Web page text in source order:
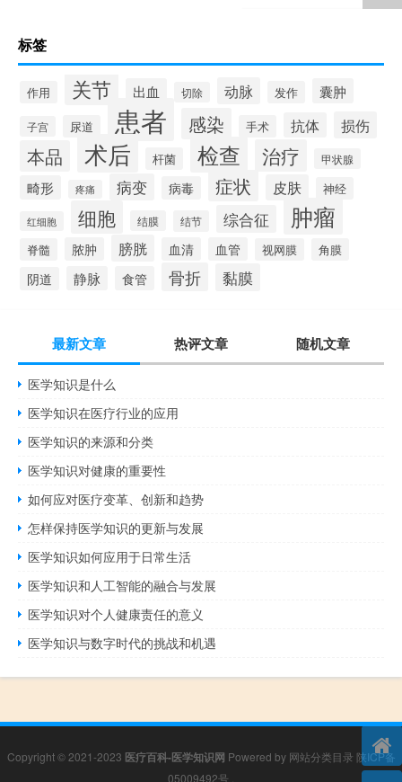
标签
作用 关节 出血 切除 动脉 发作 囊肿
子宫 尿道 患者 感染 手术 抗体 损伤
本品 术后 杆菌 检查 治疗 甲状腺
畸形 疼痛 病变 病毒 症状 皮肤 神经
红细胞 细胞 结膜 结节 综合征 肿瘤
脊髓 脓肿 膀胱 血清 血管 视网膜 角膜
阴道 静脉 食管 骨折 黏膜
最新文章 热评文章 随机文章
医学知识是什么
医学知识在医疗行业的应用
医学知识的来源和分类
医学知识对健康的重要性
如何应对医疗变革、创新和趋势
怎样保持医学知识的更新与发展
医学知识如何应用于日常生活
医学知识和人工智能的融合与发展
医学知识对个人健康责任的意义
医学知识与数字时代的挑战和机遇
Copyright © 2021-2023 医疗百科-医学知识网 Powered by 网站分类目录 陕ICP备
05009492号